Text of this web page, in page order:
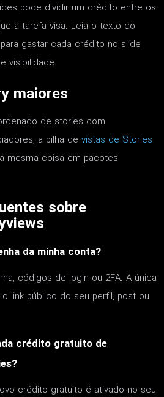
pode dividir um crédito entre os
a tarefa visa. Leia o texto do
gastar cada crédito no slide
visibilidade.
maiores
de stories com
a pilha de vistas de Stories
mesma coisa em pacotes
sobre
da minha conta?
códigos de login ou 2FA. A única
link público do seu perfil, post ou
crédito gratuito de
crédito gratuito é ativado no seu